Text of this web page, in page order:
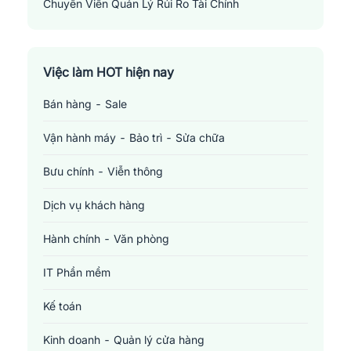
Chuyên Viên Quản Lý Rủi Ro Tài Chính
Việc làm HOT hiện nay
Bán hàng - Sale
Vận hành máy - Bảo trì - Sửa chữa
Bưu chính - Viễn thông
Dịch vụ khách hàng
Hành chính - Văn phòng
IT Phần mềm
Kế toán
Kinh doanh - Quản lý cửa hàng